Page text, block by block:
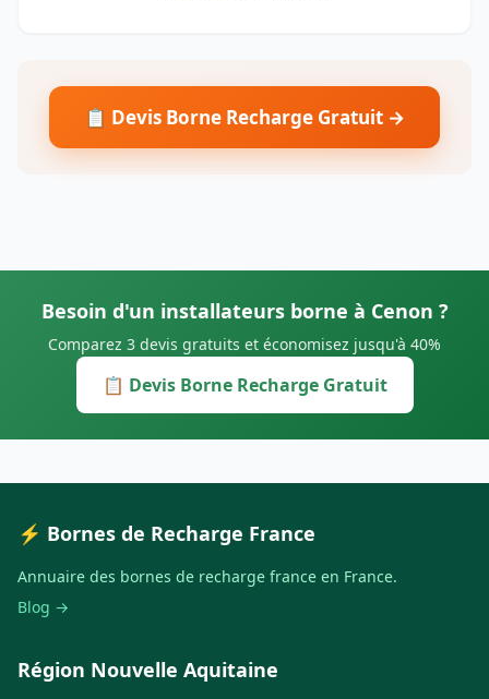
📋 Devis Borne Recharge Gratuit →
Besoin d'un installateurs borne à Cenon ?
Comparez 3 devis gratuits et économisez jusqu'à 40%
📋 Devis Borne Recharge Gratuit
⚡ Bornes de Recharge France
Annuaire des bornes de recharge france en France.
Blog →
Région Nouvelle Aquitaine